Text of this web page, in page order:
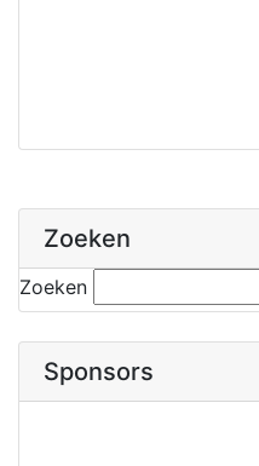
Zoeken
Zoeken
Sponsors